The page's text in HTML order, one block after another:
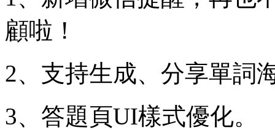
顧啦！
2、支持生成、分享單詞
3、答題頁UI樣式優化。